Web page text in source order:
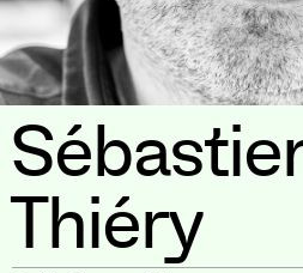
Thiéry